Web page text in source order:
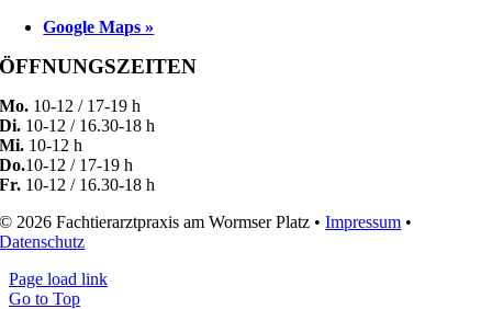
Google Maps »
ÖFFNUNGSZEITEN
Mo. 10-12 / 17-19 h
Di. 10-12 / 16.30-18 h
Mi. 10-12 h
Do.10-12 / 17-19 h
Fr. 10-12 / 16.30-18 h
© 2026 Fachtierarztpraxis am Wormser Platz •Impressum •
Datenschutz
Page load link
Go to Top